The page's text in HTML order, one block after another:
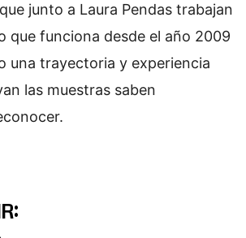
junto a Laura Pendas trabajan
que funciona desde el año 2009
una trayectoria y experiencia
las muestras saben